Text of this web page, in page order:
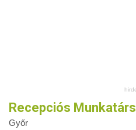
Recepciós Munkatárs
Győr